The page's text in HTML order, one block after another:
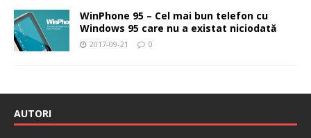
WinPhone 95 – Cel mai bun telefon cu
Windows 95 care nu a existat niciodată
2017-09-21 0
AUTORI